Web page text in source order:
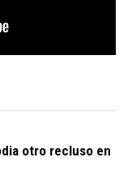
otro recluso en